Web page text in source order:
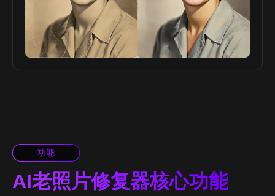
功能
AI老照片修复器核心功能